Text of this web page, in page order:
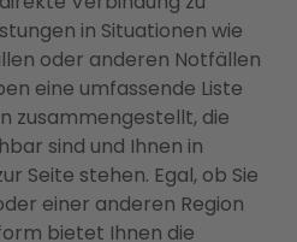
in Situationen wie
oder anderen Notfällen
eine umfassende Liste
zusammengestellt, die
sind und Ihnen in
Seite stehen. Egal, ob Sie
einer anderen Region
bietet Ihnen die